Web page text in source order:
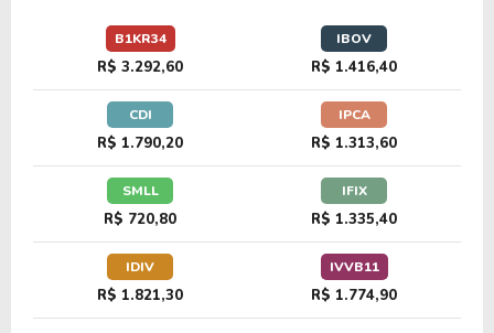
23,50 11,38%
14,18 17,79%
19,82 3,92 19,77% 0,87%
B1KR34
R$ 3.292,60
IBOV
R$ 1.416,40
CDI
R$ 1.790,20
IPCA
R$ 1.313,60
SMLL
R$ 720,80
IFIX
R$ 1.335,40
IDIV
R$ 1.821,30
IVVB11
R$ 1.774,90